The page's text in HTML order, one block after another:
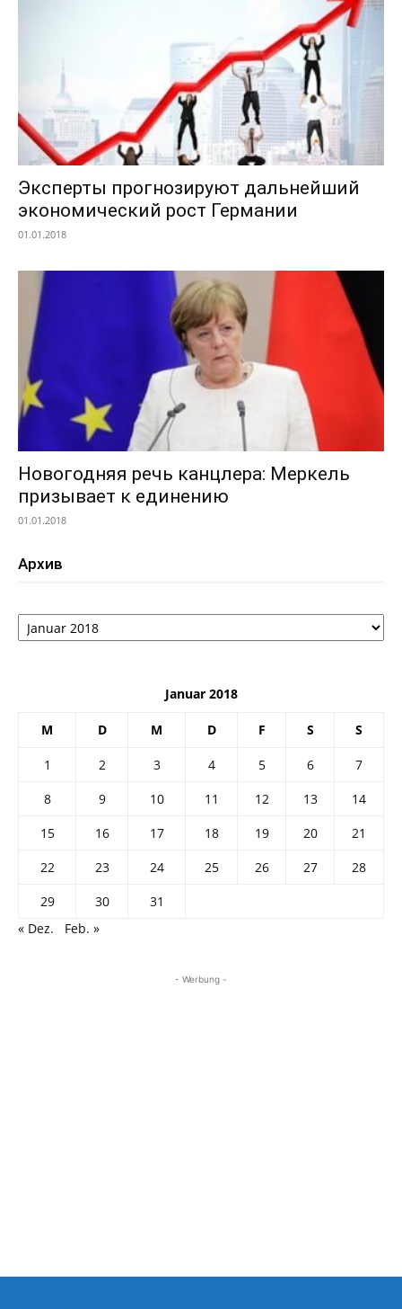
Эксперты прогнозируют дальнейший
экономический рост Германии
01.01.2018
Новогодняя речь канцлера: Меркель
призывает к единению
01.01.2018
Архив
Архив
Januar 2018
M D M D F S S
1 2 3 4 5 6
7
8
9 10 11 12 13
14
15
16 17 18 19 20
21
22
23 24 25 26 27
28
29
30
31
« Dez.
Feb. »
- Werbung -